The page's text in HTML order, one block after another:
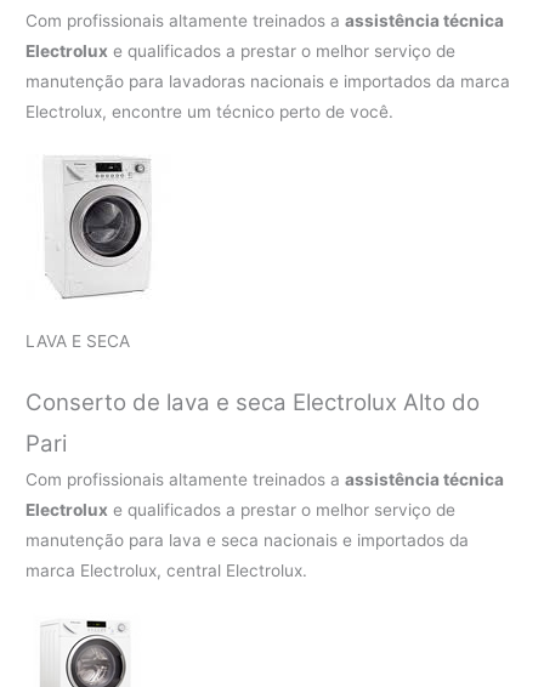
Com profissionais altamente treinados aassistência técnica
Electrolux e qualificados a prestar o melhor serviço de
manutenção para lavadoras nacionais e importados da marca
Electrolux, encontre um técnico perto de você.
LAVA E SECA
Conserto de lava e seca Electrolux Alto do
Pari
Com profissionais altamente treinados aassistência técnica
Electrolux e qualificados a prestar o melhor serviço de
manutenção para lava e seca nacionais e importados da
marca Electrolux, central Electrolux.